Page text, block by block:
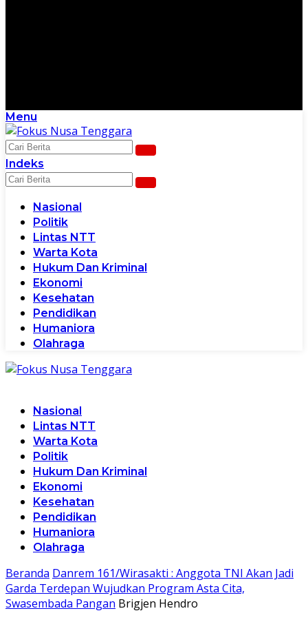
Menu
Indeks
Nasional
Politik
Lintas NTT
Warta Kota
Hukum Dan Kriminal
Ekonomi
Kesehatan
Pendidikan
Humaniora
Olahraga
Nasional
Lintas NTT
Warta Kota
Politik
Hukum Dan Kriminal
Ekonomi
Kesehatan
Pendidikan
Humaniora
Olahraga
Beranda Danrem 161/Wirasakti : Anggota TNI Akan Jadi
Garda Terdepan Wujudkan Program Asta Cita,
Swasembada Pangan Brigjen Hendro